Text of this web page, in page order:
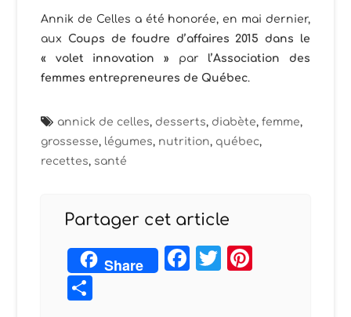
Annik de Celles a été honorée, en mai dernier,
aux Coups de foudre d’affaires 2015 dans le
« volet innovation » par l’Association des
femmes entrepreneures de Québec.
annick de celles, desserts, diabète,femme,
grossesse, légumes, nutrition, québec,
recettes, santé
Partager cet article
Share Facebook
Twitter